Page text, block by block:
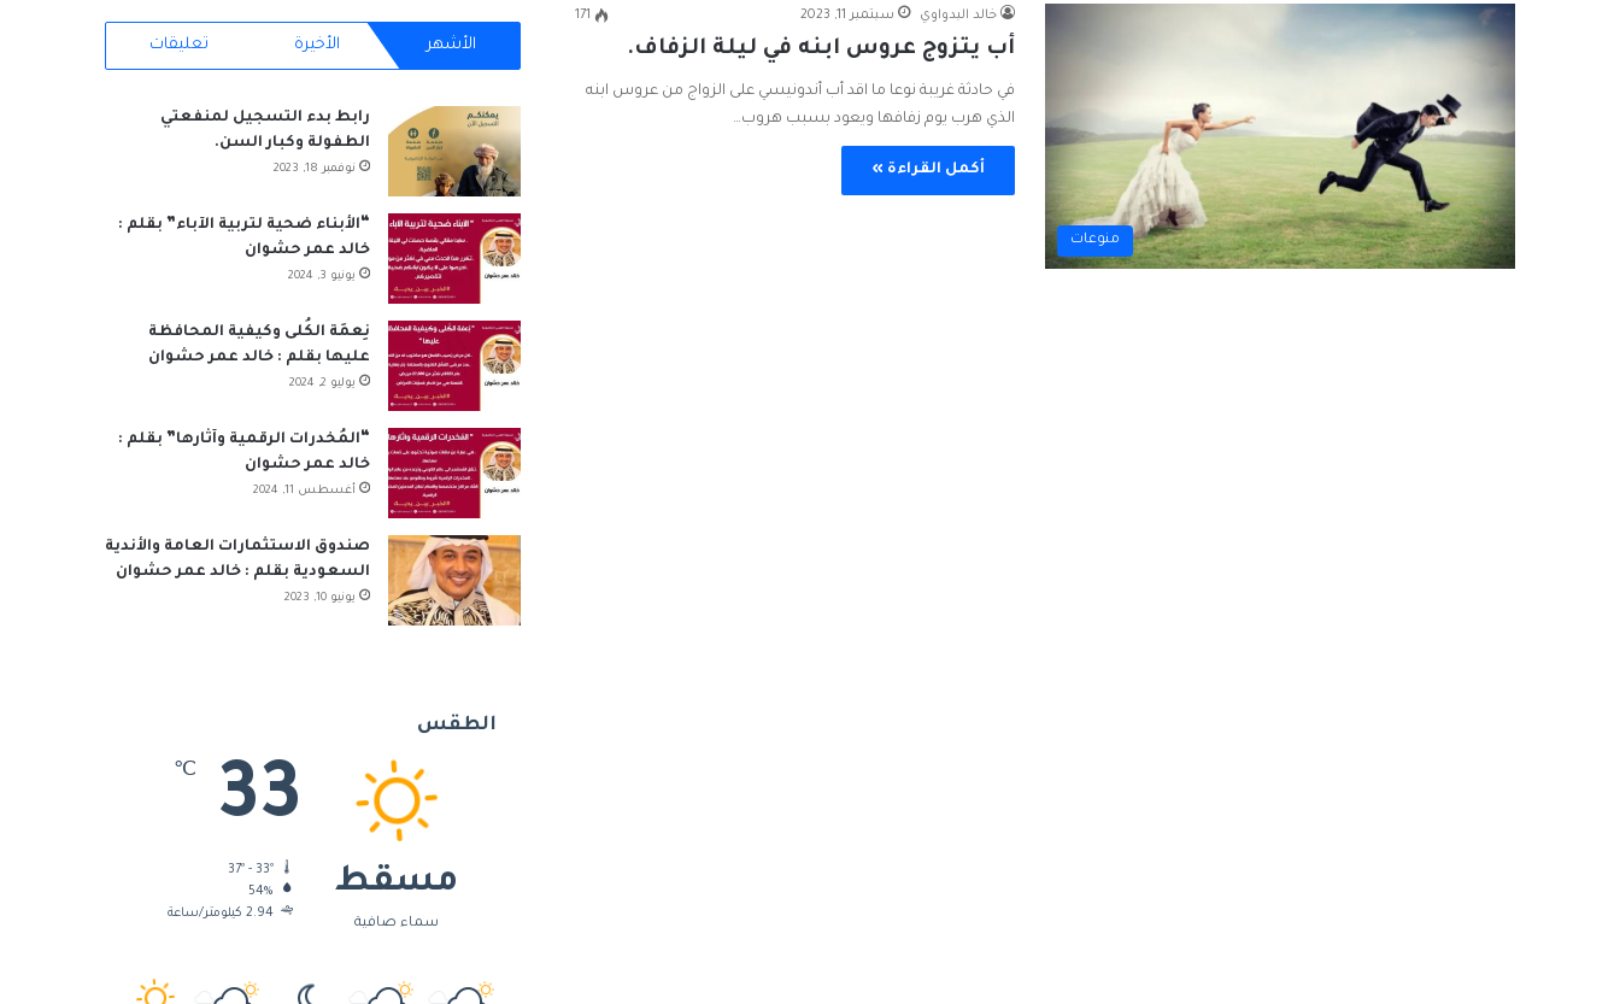
منوعات
خالد البدواوي سبتمبر 11, 2023 171
أب يتزوج عروس ابنه في ليلة الزفاف.
‏في حادثة غريبة نوعا ما اقد أب أندونيسي على الزواج من عروس ابنه
الذي هرب يوم زفافها ويعود بسبب هروب…
أكمل القراءة »
س
و
ك
ن
د
إ
ن
o
T
u
b
e
س
ق
ا
ت
ا
خ
م
الأشهر الأخيرة تعليقات
رابط بدء التسجيل لمنفعتي
الطفولة وكبار السن.
نوفمبر 18, 2023
“الأبناء ضحية لتربية الآباء” بقلم :
خالد عمر حشوان
يونيو 3, 2024
نِعمَة الكُلى وكيفية المحافظة
عليها بقلم : خالد عمر حشوان
يوليو 2, 2024
“المُخدرات الرقمية وآثارها” بقلم :
خالد عمر حشوان
أغسطس 11, 2024
صندوق الاستثمارات العامة والأندية
السعودية بقلم : خالد عمر حشوان
يونيو 10, 2023
الطقس
مسقط
سماء صافية
33
℃
54%
2.94 كيلومتر/ساعة